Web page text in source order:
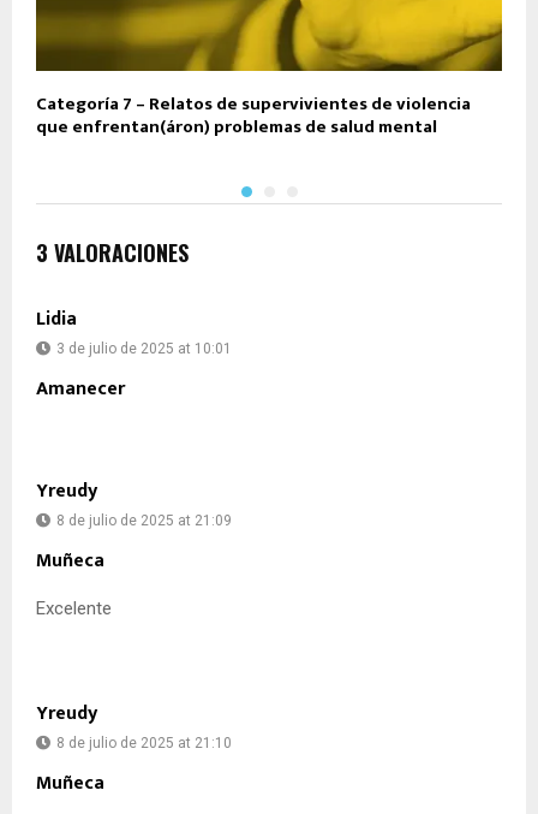
Categoría 7 – Relatos de supervivientes de violencia
que enfrentan(áron) problemas de salud mental
3 VALORACIONES
Lidia
3 de julio de 2025 at 10:01
Amanecer
Yreudy
8 de julio de 2025 at 21:09
Muñeca
Excelente
Yreudy
8 de julio de 2025 at 21:10
Muñeca